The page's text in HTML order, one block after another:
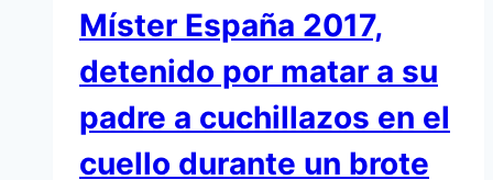
Míster España 2017,
detenido por matar a su
padre a cuchillazos en el
cuello durante un brote